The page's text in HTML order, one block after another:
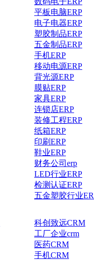
平板电脑ERP
电子电器ERP
塑胶制品ERP
五金制品ERP
手机ERP
移动电源ERP
背光源ERP
膜贴ERP
家具ERP
连锁店ERP
装修工程ERP
纸箱ERP
印刷ERP
鞋业ERP
财务公司erp
LED行业ERP
检测认证ERP
五金塑胶行业
科创致远CRM
工厂企业crm
医药CRM
手机CRM